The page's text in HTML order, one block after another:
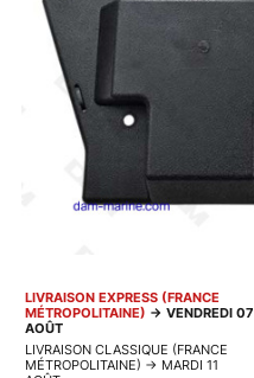
LIVRAISON EXPRESS (FRANCE
MÉTROPOLITAINE) → VENDREDI 07
AOÛT
LIVRAISON CLASSIQUE (FRANCE
MÉTROPOLITAINE) → MARDI 11